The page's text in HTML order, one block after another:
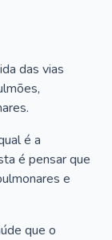
das vias
é a
é pensar que
e
que o